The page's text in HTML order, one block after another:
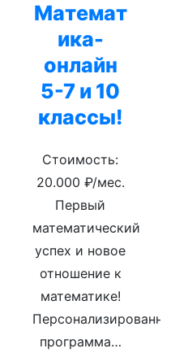
Математ
ика-
онлайн
5-7 и 10
классы!
Стоимость:
20.000 ₽/мес.
Первый
математический
успех и новое
отношение к
математике!
Персонализированная
программа…